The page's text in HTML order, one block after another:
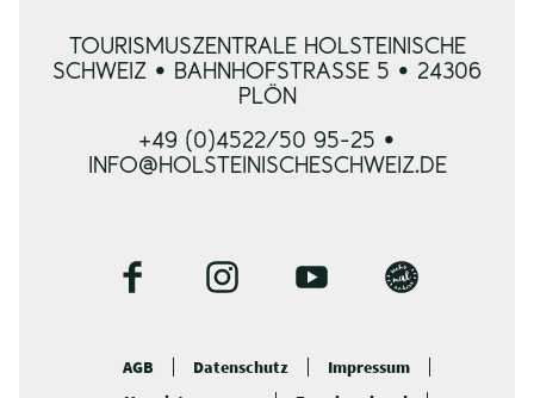
TOURISMUSZENTRALE HOLSTEINISCHE
SCHWEIZ • BAHNHOFSTRASSE 5 • 24306 P
LÖN
+49 (0)4522/50 95-25 •
INFO@HOLSTEINISCHESCHWEIZ.DE
F
e
I
t
Y
B
g
AGB Datenschutz
Impressum